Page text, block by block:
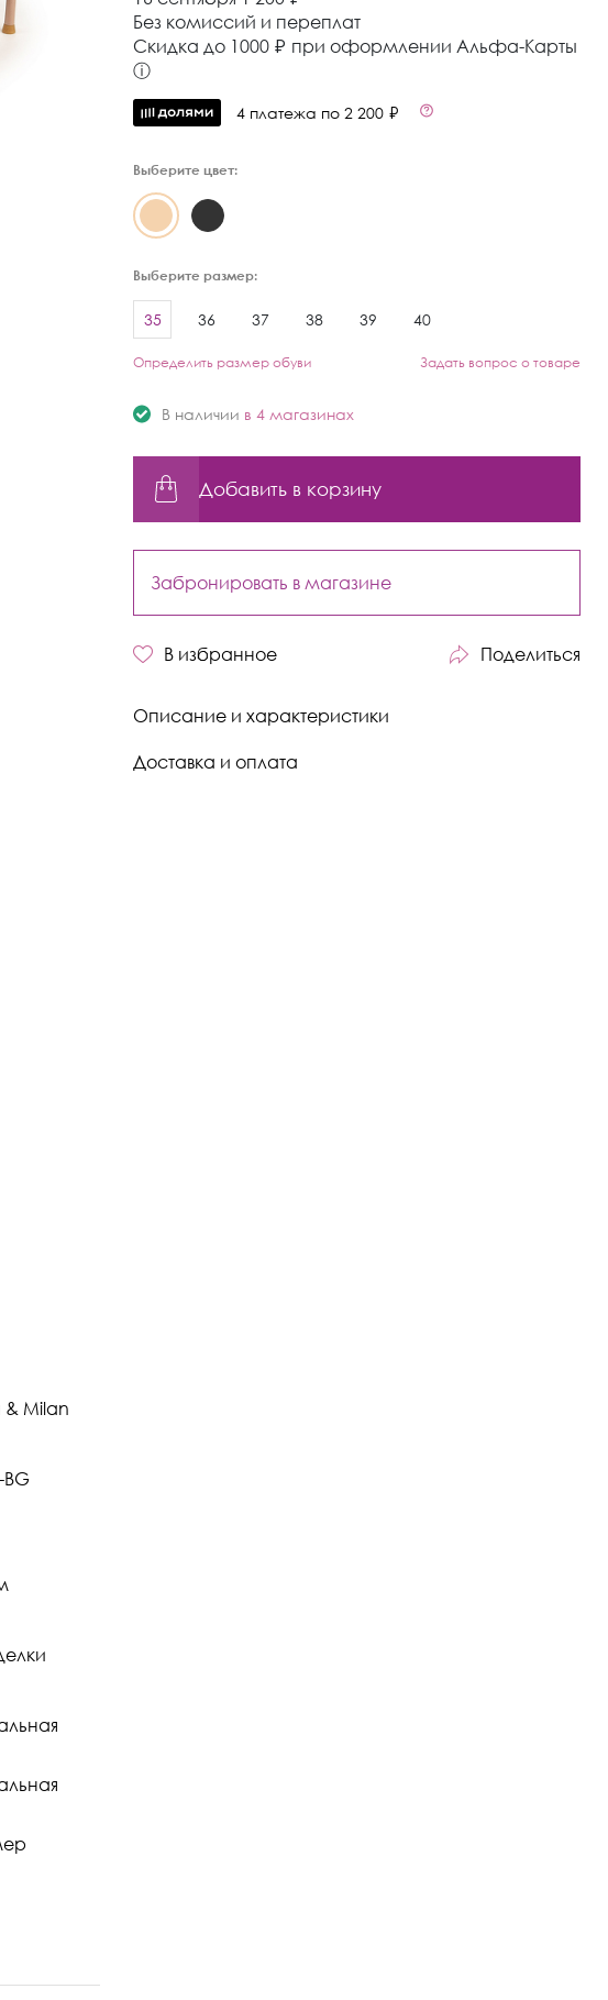
Без комиссий и переплат
Cкидка до 1000 ₽ при оформлении Альфа-Карты
ⓘ
4 платежа по 2 200 ₽
Выберите цвет:
Выберите размер:
35 36 37 38 39 40
Определить размер обуви Задать вопрос о товаре
В наличии в 4 магазинах
Добавить в корзину
Забронировать в магазине
В избранное Поделиться
Описание и характеристики
Доставка и оплата
& Milan
BG